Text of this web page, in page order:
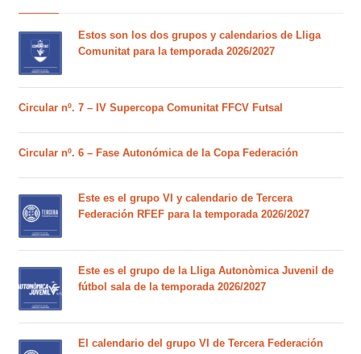
Estos son los dos grupos y calendarios de Lliga
Comunitat para la temporada 2026/2027
Circular nº. 7 – IV Supercopa Comunitat FFCV Futsal
Circular nº. 6 – Fase Autonómica de la Copa Federación
Este es el grupo VI y calendario de Tercera
Federación RFEF para la temporada 2026/2027
Este es el grupo de la Lliga Autonòmica Juvenil de
fútbol sala de la temporada 2026/2027
El calendario del grupo VI de Tercera Federación